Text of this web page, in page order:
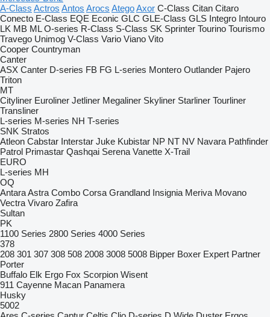
A-Class Actros Antos Arocs AtegoAxor C-Class Citan Citaro
Conecto E-Class EQE Econic GLC GLE-Class GLS Integro Intouro
LK MB ML O-series R-Class S-Class SK Sprinter Tourino Tourismo
Travego Unimog V-Class Vario Viano Vito
Cooper Countryman
Canter
ASX Canter D-series FB FG L-series Montero Outlander Pajero
Triton
MT
Cityliner Euroliner Jetliner Megaliner Skyliner Starliner Tourliner
Transliner
L-series M-series NH T-series
SNK Stratos
Atleon Cabstar Interstar Juke Kubistar NP NT NV Navara Pathfinder
Patrol Primastar Qashqai Serena Vanette X-Trail
EURO
L-series MH
OQ
AntaraAstra Combo Corsa Grandland Insignia Meriva Movano
Vectra Vivaro Zafira
Sultan
PK
1100 Series 2800 Series 4000 Series
378
208 301 307 308 508 2008 3008 5008 Bipper Boxer Expert Partner
Porter
Buffalo Elk Ergo Fox Scorpion Wisent
911 Cayenne Macan Panamera
Husky
5002